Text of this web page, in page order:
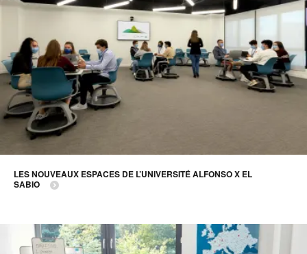
LES NOUVEAUX ESPACES DE L’UNIVERSITÉ ALFONSO X EL
SABIO